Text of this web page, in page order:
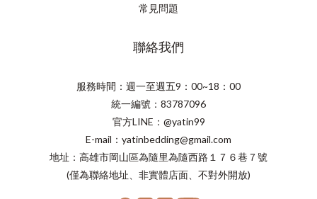
常見問題
聯絡我們
服務時間：週一至週五9：00~18：00
統一編號：83787096
官方LINE：@yatin99
E-mail：yatinbedding@gmail.com
地址：高雄市岡山區為隨里為隨西路１７６巷７號
(僅為聯絡地址、非實體店面、不對外開放)